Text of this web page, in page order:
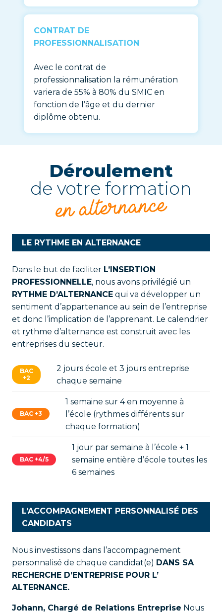
CONTRAT DE
PROFESSIONNALISATION
Avec le contrat de
professionnalisation la rémunération
variera de 55% à 80% du SMIC en
fonction de l’âge et du dernier
diplôme obtenu.
Déroulement
de votre formation
en alternance
LE RYTHME EN ALTERNANCE
Dans le but de faciliter L’INSERTION
PROFESSIONNELLE, nous avons privilégié un
RYTHME D’ALTERNANCE qui va développer un
sentiment d’appartenance au sein de l’entreprise
et donc l’implication de l’apprenant. Le calendrier
et rythme d’alternance est construit avec les
entreprises du secteur.
BAC
+2
2 jours école et 3 jours entreprise
chaque semaine
BAC +3
1 semaine sur 4 en moyenne à
l’école (rythmes différents sur
chaque formation)
BAC +4/5
1 jour par semaine à l’école + 1
semaine entière d’école toutes les
6 semaines
L’ACCOMPAGNEMENT PERSONNALISÉ DES
CANDIDATS
Nous investissons dans l’accompagnement
personnalisé de chaque candidat(e) DANS SA
RECHERCHE D’ENTREPRISE POUR L’
ALTERNANCE.
Johann, Chargé de Relations Entreprise Nous